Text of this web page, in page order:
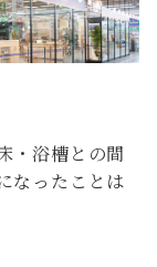
・浴槽との間
なったことは